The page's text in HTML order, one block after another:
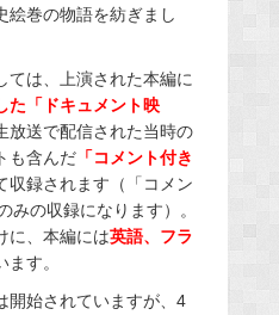
絵巻の物語を紡ぎまし
ては、上演された本編に
た「ドキュメント映
放送で配信された当時の
も含んだ「コメント付き
収録されます（「コメン
みの収録になります）。
に、本編には英語、フラ
す。
開始されていますが、4